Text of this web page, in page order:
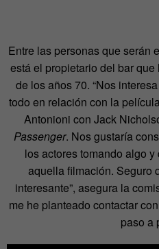
Entre las personas que serán
está el propietario del bar
de los años 70. “Nos
todo en relación con la
Antonioni con Jack
Passenger. Nos gustaría
los actores tomando algo
aquella filmación. Seguro
interesante”, asegura la
me he planteado contactar
paso a